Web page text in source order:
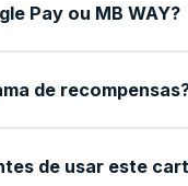
Pay ou MB WAY?
de
de usar este